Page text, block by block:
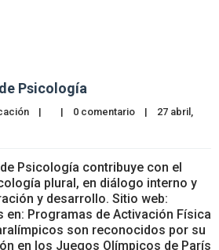
Psicología
| | 0 comentario |
27 abril,
Psicología contribuye con el
plural, en diálogo interno y
y desarrollo. Sitio web:
en: Programas de Activación Física
son reconocidos por su
en los Juegos Olímpicos de París